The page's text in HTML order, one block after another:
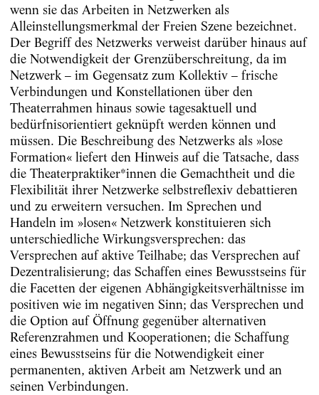
wenn sie das Arbeiten in Netzwerken als
Alleinstellungsmerkmal der Freien Szene bezeichnet.
Der Begriff des Netzwerks verweist darüber hinaus auf
die Notwendigkeit der Grenzüberschreitung, da im
Netzwerk – im Gegensatz zum Kollektiv – frische
Verbindungen und Konstellationen über den
Theaterrahmen hinaus sowie tagesaktuell und
bedürfnisorientiert geknüpft werden können und
müssen. Die Beschreibung des Netzwerks als »lose
Formation« liefert den Hinweis auf die Tatsache, dass
die Theaterpraktiker*innen die Gemachtheit und die
Flexibilität ihrer Netzwerke selbstreflexiv debattieren
und zu erweitern versuchen. Im Sprechen und
Handeln im »losen« Netzwerk konstituieren sich
unterschiedliche Wirkungsversprechen: das
Versprechen auf aktive Teilhabe; das Versprechen auf
Dezentralisierung; das Schaffen eines Bewusstseins für
die Facetten der eigenen Abhängigkeitsverhältnisse im
positiven wie im negativen Sinn; das Versprechen und
die Option auf Öffnung gegenüber alternativen
Referenzrahmen und Kooperationen; die Schaffung
eines Bewusstseins für die Notwendigkeit einer
permanenten, aktiven Arbeit am Netzwerk und an
seinen Verbindungen.